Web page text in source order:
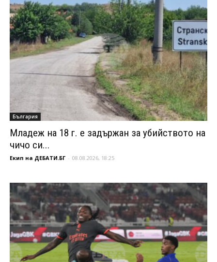
България
Младеж на 18 г. е задържан за убийството на
чичо си...
Екип на ДЕБАТИ.БГ - 08.08.2026, 18:25